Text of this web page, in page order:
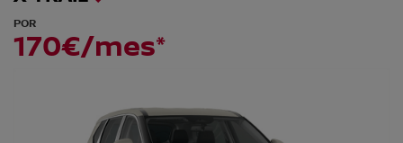
POR
170€/mes*